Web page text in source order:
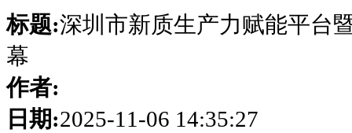
标题:深圳市新质生产力赋能平台
幕
作者:
日期:2025-11-06 14:35:27